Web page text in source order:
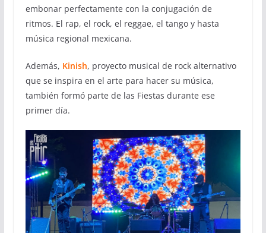
embonar perfectamente con la conjugación de
ritmos. El rap, el rock, el reggae, el tango y hasta
música regional mexicana.
Además, Kinish, proyecto musical de rock alternativo
que se inspira en el arte para hacer su música,
también formó parte de las Fiestas durante ese
primer día.